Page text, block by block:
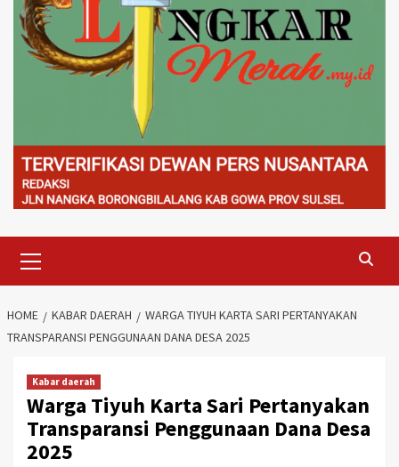
Menu
HOME KABAR DAERAH
WARGA TIYUH KARTA SARI PERTANYAKAN
TRANSPARANSI PENGGUNAAN DANA DESA 2025
Kabar daerah
Warga Tiyuh Karta Sari Pertanyakan
Transparansi Penggunaan Dana Desa
2025